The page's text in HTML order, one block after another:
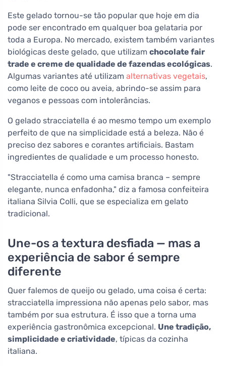
Este gelado tornou-se tão popular que hoje em dia
pode ser encontrado em qualquer boa gelataria por
toda a Europa. No mercado, existem também variantes
biológicas deste gelado, que utilizam chocolate fair
trade e creme de qualidade de fazendas ecológicas.
Algumas variantes até utilizam alternativas vegetais,
como leite de coco ou aveia, abrindo-se assim para
veganos e pessoas com intolerâncias.
O gelado stracciatella é ao mesmo tempo um exemplo
perfeito de que na simplicidade está a beleza. Não é
preciso dez sabores e corantes artificiais. Bastam
ingredientes de qualidade e um processo honesto.
"Stracciatella é como uma camisa branca – sempre
elegante, nunca enfadonha," diz a famosa confeiteira
italiana Silvia Colli, que se especializa em gelato
tradicional.
Une-os a textura desfiada — mas a
experiência de sabor é sempre
diferente
Quer falemos de queijo ou gelado, uma coisa é certa:
stracciatella impressiona não apenas pelo sabor, mas
também por sua estrutura. É isso que a torna uma
experiência gastronômica excepcional. Une tradição,
simplicidade e criatividade, típicas da cozinha
italiana.